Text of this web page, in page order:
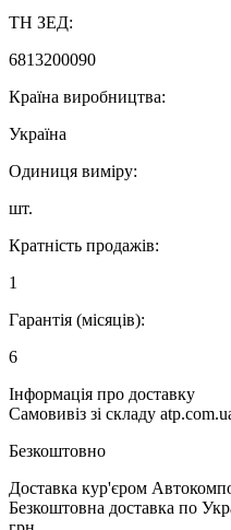
ТН ЗЕД:
6813200090
Країна виробництва:
Україна
Одиниця виміру:
шт.
Кратність продажів:
1
Гарантія (місяців):
6
Інформація про доставку
Самовивіз зі складу
Безкоштовно
Доставка кур'єром
Безкоштовна доставка по